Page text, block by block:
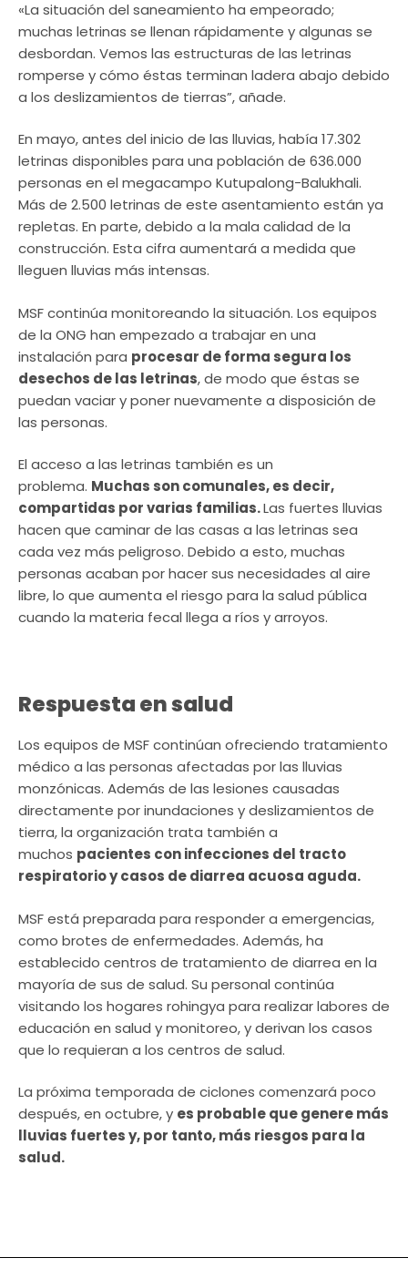
«La situación del saneamiento ha empeorado;
muchas letrinas se llenan rápidamente y algunas se
desbordan. Vemos las estructuras de las letrinas
romperse y cómo éstas terminan ladera abajo debido
a los deslizamientos de tierras”, añade.
En mayo, antes del inicio de las lluvias, había 17.302
letrinas disponibles para una población de 636.000
personas en el megacampo Kutupalong-Balukhali.
Más de 2.500 letrinas de este asentamiento están ya
repletas. En parte, debido a la mala calidad de la
construcción. Esta cifra aumentará a medida que
lleguen lluvias más intensas.
MSF continúa monitoreando la situación. Los equipos
de la ONG han empezado a trabajar en una
instalación para procesar de forma segura los
desechos de las letrinas, de modo que éstas se
puedan vaciar y poner nuevamente a disposición de
las personas.
El acceso a las letrinas también es un
problema. Muchas son comunales, es decir,
compartidas por varias familias.Las fuertes lluvias
hacen que caminar de las casas a las letrinas sea
cada vez más peligroso. Debido a esto, muchas
personas acaban por hacer sus necesidades al aire
libre, lo que aumenta el riesgo para la salud pública
cuando la materia fecal llega a ríos y arroyos.
Respuesta en salud
Los equipos de MSF continúan ofreciendo tratamiento
médico a las personas afectadas por las lluvias
monzónicas. Además de las lesiones causadas
directamente por inundaciones y deslizamientos de
tierra, la organización trata también a
muchos pacientes con infecciones del tracto
respiratorio y casos de diarrea acuosa aguda.
MSF está preparada para responder a emergencias,
como brotes de enfermedades. Además, ha
establecido centros de tratamiento de diarrea en la
mayoría de sus de salud. Su personal continúa
visitando los hogares rohingya para realizar labores de
educación en salud y monitoreo, y derivan los casos
que lo requieran a los centros de salud.
La próxima temporada de ciclones comenzará poco
después, en octubre, y es probable que genere más
lluvias fuertes y, por tanto, más riesgos para la
salud.